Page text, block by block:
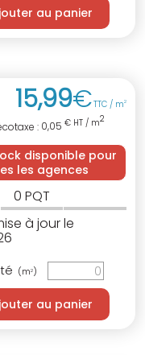
au panier
15,99€TTC / m2
: 0,05 € HT / m2
disponible pour
les agences
0 PQT
à jour le
(m2)
au panier